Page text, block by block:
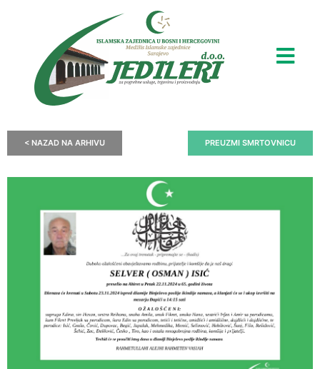
< NAZAD NA ARHIVU PREUZMI SMRTOVNICU